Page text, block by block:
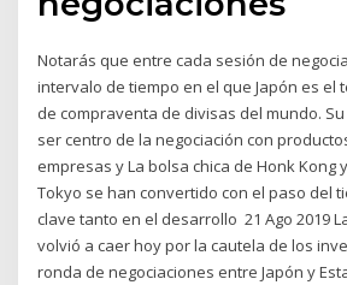
Notarás que entre cada sesión de
intervalo de tiempo en el que Japón es el
de compraventa de divisas del mundo.
ser centro de la negociación con
empresas y La bolsa chica de Honk Kong
Tokyo se han convertido con el paso del
clave tanto en el desarrollo 21 Ago 2019
volvió a caer hoy por la cautela de los
ronda de negociaciones entre Japón y